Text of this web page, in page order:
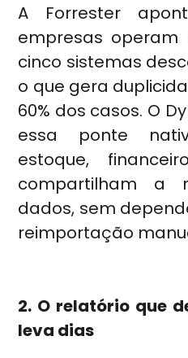
A Forrester
empresas
cinco sistemas
o que gera
60% dos casos. O
essa ponte
estoque,
compartilham a
dados, sem
reimportação
2. O relatório que
leva dias